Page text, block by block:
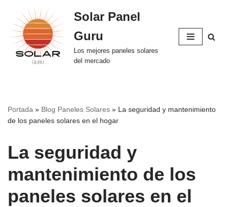
Saltar
al
contenido
Solar Panel
Guru
Los mejores paneles solares
del mercado
Portada » Blog Paneles Solares » La seguridad y mantenimiento
de los paneles solares en el hogar
La seguridad y
mantenimiento de los
paneles solares en el